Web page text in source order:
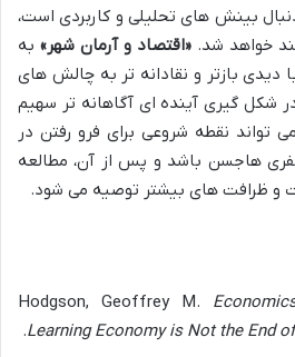
بینش های تحلیلی و کاربردی است،
خواهد شد. «اقتصاد و آرمان شهر» به
دیدی بازتر و نقادانه تر به چالش های
شکل گیری آینده ای آگاهانه تر سهیم
تواند نقطه شروعی برای فرو رفتن در
هاجسن باشد و پس از آن، مطالعه
و ظرافت های بیشتر توصیه می شود.
Hodgson, Geoffrey M.
Learning Economy is Not the End